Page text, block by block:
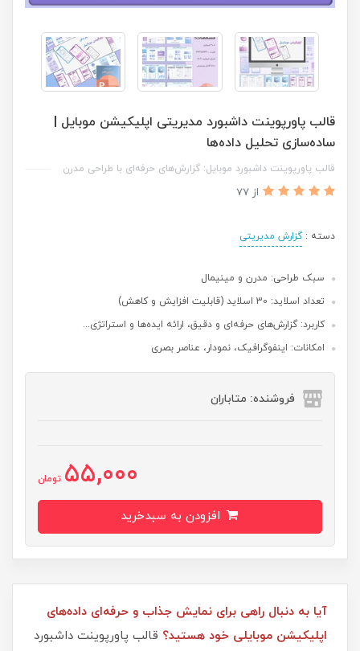
قالب پاورپوینت داشبورد مدیریتی اپلیکیشن موبایل |
ساده‌سازی تحلیل داده‌ها
قالب پاورپوینت داشبورد موبایل: گزارش‌های حرفه‌ای با طراحی مدرن
از 77
دسته :گزارش مدیریتی
سبک طراحی: مدرن و مینیمال
تعداد اسلاید: 30 اسلاید (قابلیت افزایش و کاهش)
کاربرد: گزارش‌های حرفه‌ای و دقیق، ارائه ایده‌ها و استراتژی...
امکانات: اینفوگرافیک، نمودار، عناصر بصری
فروشنده: متاباران
55,000 تومان
آیا به دنبال راهی برای نمایش جذاب و حرفه‌ای داده‌های
اپلیکیشن موبایلی خود هستید؟ قالب پاورپوینت داشبورد